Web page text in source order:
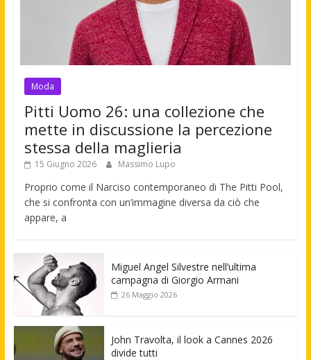
Moda
Pitti Uomo 26: una collezione che
mette in discussione la percezione
stessa della maglieria
15 Giugno 2026 Massimo Lupo
Proprio come il Narciso contemporaneo di The Pitti Pool,
che si confronta con un’immagine diversa da ciò che
appare, a
Miguel Angel Silvestre nell’ultima
campagna di Giorgio Armani
26 Maggio 2026
John Travolta, il look a Cannes 2026
divide tutti